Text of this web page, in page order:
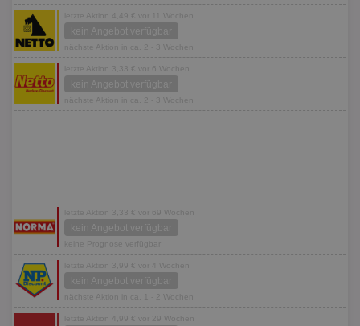
letzte Aktion 4,49 € vor 11 Wochen
kein Angebot verfügbar
nächste Aktion in ca. 2 - 3 Wochen
letzte Aktion 3,33 € vor 6 Wochen
kein Angebot verfügbar
nächste Aktion in ca. 2 - 3 Wochen
letzte Aktion 3,33 € vor 69 Wochen
kein Angebot verfügbar
keine Prognose verfügbar
letzte Aktion 3,99 € vor 4 Wochen
kein Angebot verfügbar
nächste Aktion in ca. 1 - 2 Wochen
letzte Aktion 4,99 € vor 29 Wochen